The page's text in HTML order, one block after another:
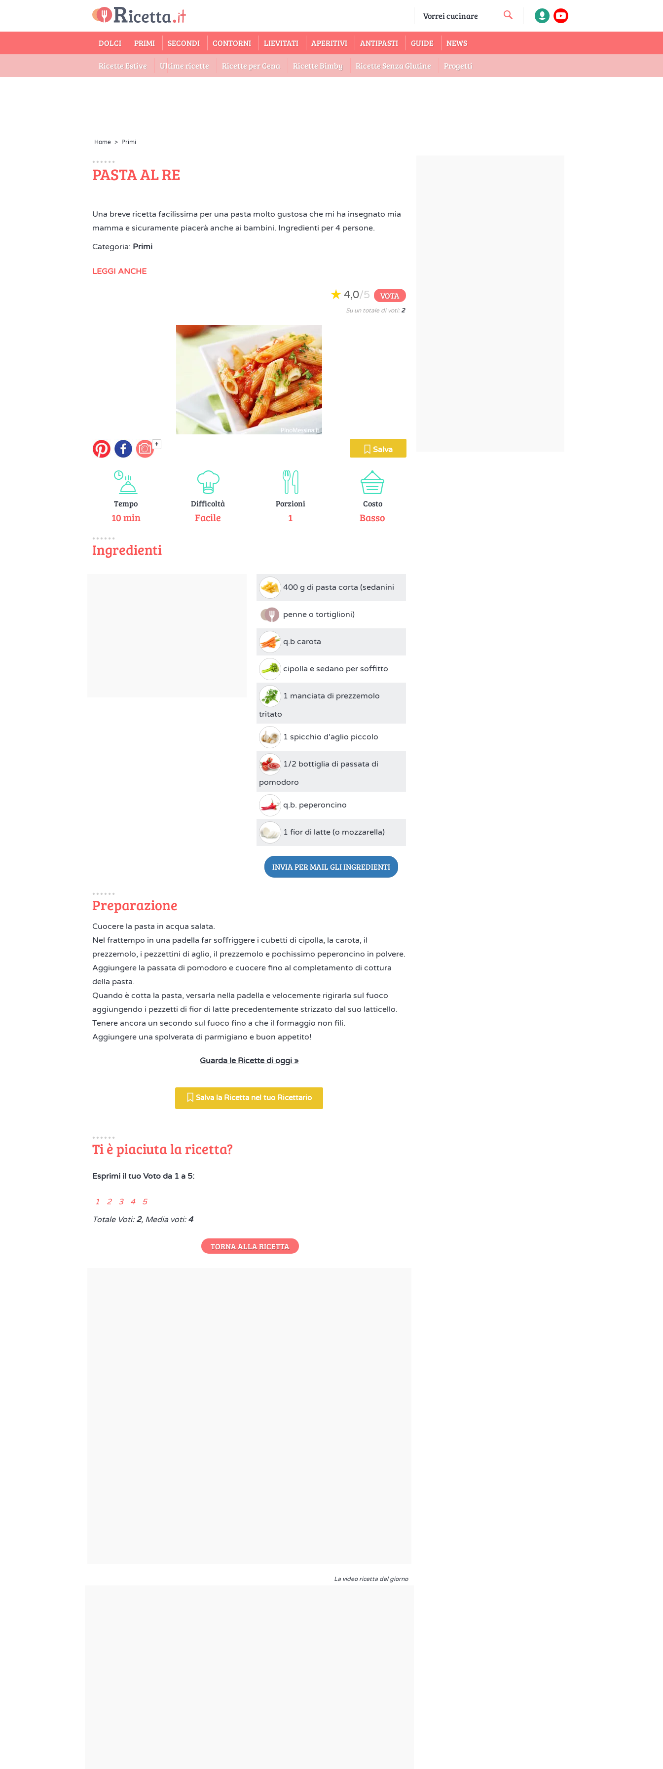
DOLCI PRIMI SECONDI CONTORNI LIEVITATI APERITIVI ANTIPASTI GUIDE NEWS
Ricette Estive Ultime ricette Ricette per Cena Ricette Bimby Ricette Senza Glutine Progetti
Home > Primi
PASTA AL RE
Una breve ricetta facilissima per una pasta molto gustosa che mi ha insegnato mia
mamma e sicuramente piacerà anche ai bambini. Ingredienti per 4 persone.
Categoria: Primi
LEGGI ANCHE
4,0/5 VOTA
Su un totale di voti: 2
+
Salva
Tempo
10 min
Difficoltà
Facile
Porzioni
1
Costo
Basso
Ingredienti
400 g di pasta corta (sedanini
penne o tortiglioni)
q.b carota
cipolla e sedano per soffitto
1 manciata di prezzemolo
tritato
1 spicchio d'aglio piccolo
1/2 bottiglia di passata di
pomodoro
q.b. peperoncino
1 fior di latte (o mozzarella)
INVIA PER MAIL GLI INGREDIENTI
Preparazione
Cuocere la pasta in acqua salata.
Nel frattempo in una padella far soffriggere i cubetti di cipolla, la carota, il
prezzemolo, i pezzettini di aglio, il prezzemolo e pochissimo peperoncino in polvere.
Aggiungere la passata di pomodoro e cuocere fino al completamento di cottura
della pasta.
Quando è cotta la pasta, versarla nella padella e velocemente rigirarla sul fuoco
aggiungendo i pezzetti di fior di latte precedentemente strizzato dal suo latticello.
Tenere ancora un secondo sul fuoco fino a che il formaggio non fili.
Aggiungere una spolverata di parmigiano e buon appetito!
Guarda le Ricette di oggi »
Salva la Ricetta nel tuo Ricettario
Ti è piaciuta la ricetta?
Esprimi il tuo Voto da 1 a 5:
1 2 3 4 5
Totale Voti: 2, Media voti: 4
TORNA ALLA RICETTA
La video ricetta del giorno